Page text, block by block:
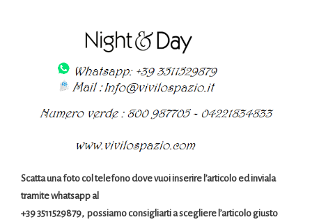
Scatta una foto col telefono dove vuoi inserire l’articolo ed inviala
tramite whatsapp al
+39 3511529879, possiamo consigliarti a scegliere l’articolo giusto